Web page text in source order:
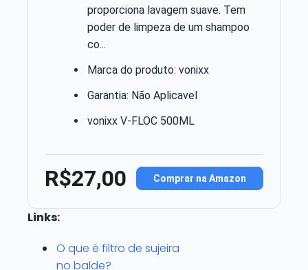
proporciona lavagem suave. Tem
poder de limpeza de um shampoo
co...
Marca do produto: vonixx
Garantia: Não Aplicavel
vonixx V-FLOC 500ML
R$27,00 Comprar na Amazon
Links:
O que é filtro de sujeira
no balde?